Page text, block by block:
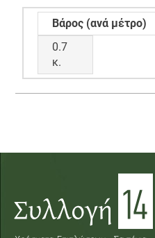
Βάρος (ανά μέτρο)
0.7
κ.